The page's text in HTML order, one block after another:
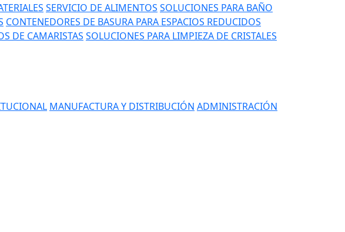
SERVICIO DE ALIMENTOS SOLUCIONES PARA BAÑO
CONTENEDORES DE BASURA PARA ESPACIOS REDUCIDOS
DE CAMARISTAS SOLUCIONES PARA LIMPIEZA DE CRISTALES
MANUFACTURA Y DISTRIBUCIÓN ADMINISTRACIÓN